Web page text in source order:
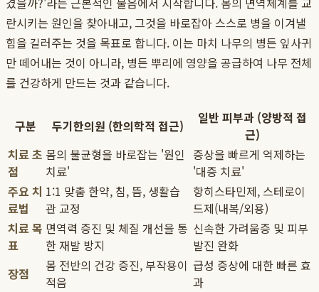
란시키는 원인을 찾아내고, 그것을 바로잡아 스스로 병을 이겨낼
힘을 길러주는 것을 목표로 합니다. 이는 마치 나무의 병든 잎사귀
만 떼어내는 것이 아니라, 병든 뿌리에 영양을 공급하여 나무 전체
를 건강하게 만드는 것과 같습니다.
구분 두기한의원 (한의학적 접근)
일반 피부과 (양방적 접
근)
치료 초
점
몸의 불균형을 바로잡는 '원인
치료'
증상을 빠르게 억제하는
'대증 치료'
주요 치
료법
1:1 맞춤 한약, 침, 뜸, 생활습
관 교정
항히스타민제, 스테로이
드제(내복/외용)
치료 목
표
면역력 증진 및 체질 개선을 통
한 재발 방지
신속한 가려움증 및 피부
발진 완화
장점
몸 전반의 건강 증진, 부작용이
적음
급성 증상에 대한 빠른 효
과